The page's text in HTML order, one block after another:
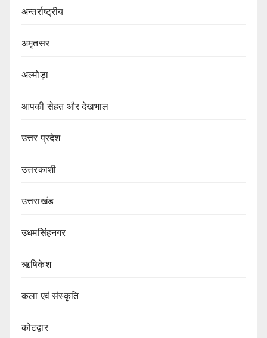
अन्तर्राष्ट्रीय
अमृतसर
अल्मोड़ा
आपकी सेहत और देखभाल
उत्तर प्रदेश
उत्तरकाशी
उत्तराखंड
उधमसिंहनगर
ऋषिकेश
कला एवं संस्कृति
कोटद्वार